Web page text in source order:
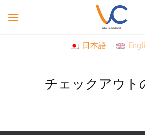
日本語
チェックアウト